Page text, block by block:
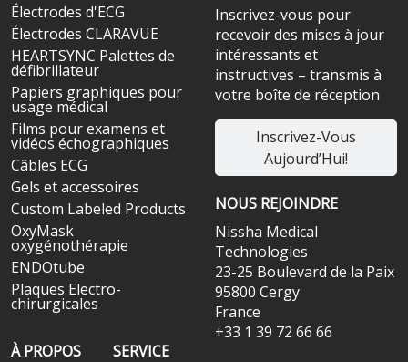
Électrodes d'ECG
Électrodes CLARAVUE
HEARTSYNC Palettes de
défibrillateur
Papiers graphiques pour
usage médical
Films pour examens et
vidéos échographiques
Câbles ECG
Gels et accessoires
Custom Labeled Products
OxyMask
oxygénothérapie
ENDOtube
Plaques Electro-
chirurgicales
À PROPOS
SERVICE
Inscrivez-vous pour
recevoir des mises à jour
intéressants et
instructives – transmis à
votre boîte de réception
Inscrivez-Vous
Aujourd’Hui!
NOUS REJOINDRE
Nissha Medical
Technologies
23-25 Boulevard de la Paix
95800 Cergy
France
+33 1 39 72 66 66